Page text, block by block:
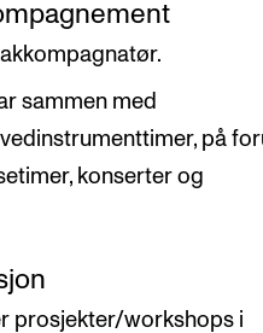
sammen med
på
konserter og
prosjekter/workshops i